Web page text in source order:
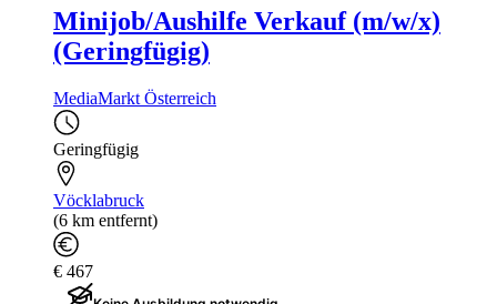
Minijob/Aushilfe Verkauf (m/w/x)
(Geringfügig)
MediaMarkt Österreich
Geringfügig
Vöcklabruck
(6 km entfernt)
€ 467